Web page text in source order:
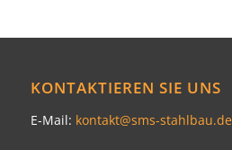
KONTAKTIEREN SIE UNS
E-Mail: kontakt@sms-stahlbau.de